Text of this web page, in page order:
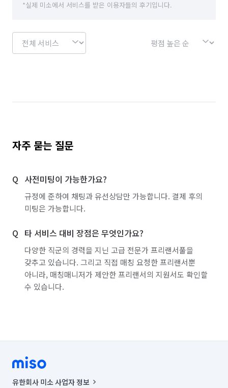
서울 성동구 서울 성북구 서울 송파구
서울 양천구 서울 영등포구
서울 은평구 서울 종로구
*실제 미소에서 서비스를 받은 이용자들의 후기입니다.
자주 묻는 질문
사전미팅이 가능한가요?
규정에 준하여 채팅과 유선상담만 가능합니다. 결제 후의
미팅은 가능합니다.
타 서비스 대비 장점은 무엇인가요?
다양한 직군의 경력을 지닌 고급 전문가 프리랜서풀을
갖추고 있습니다. 그리고 직접 매칭 요청한 프리랜서뿐
아니라, 매칭매니저가 제안한 프리랜서의 지원서도 확인할
수 있습니다.
유한회사 미소 사업자 정보